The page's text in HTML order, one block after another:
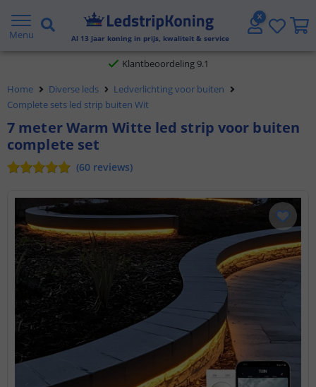
Menu Al 13 jaar koning in prijs, kwaliteit & service
Gratis verzending vanaf € 20,- NL en BE
Klantbeoordeling 9.1
Home
Diverse leds
Ledverlichting voor buiten
Complete sets led strip buiten Wit
7 meter Warm Witte led strip voor buiten
complete set
(60 reviews)